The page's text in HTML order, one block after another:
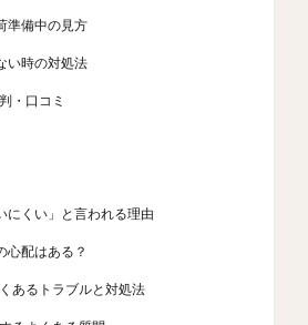
準備中の見方
い時の対処法
・口コミ
にくい」と言われる理由
心配はある？
あるトラブルと対処法